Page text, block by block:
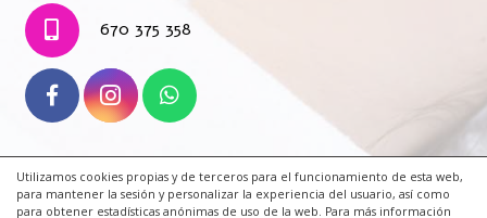
Utilizamos cookies propias y de terceros para el funcionamiento de esta web,
para mantener la sesión y personalizar la experiencia del usuario, así como
para obtener estadísticas anónimas de uso de la web. Para más información
670 375 358
© 2019 Todos los derechos reservados. Una web de